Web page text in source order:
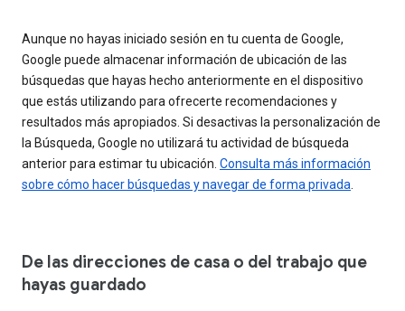
Aunque no hayas iniciado sesión en tu cuenta de Google,
Google puede almacenar información de ubicación de las
búsquedas que hayas hecho anteriormente en el dispositivo
que estás utilizando para ofrecerte recomendaciones y
resultados más apropiados. Si desactivas la personalización de
la Búsqueda, Google no utilizará tu actividad de búsqueda
anterior para estimar tu ubicación. Consulta más información
sobre cómo hacer búsquedas y navegar de forma privada
De las direcciones de casa o del trabajo que
hayas guardado